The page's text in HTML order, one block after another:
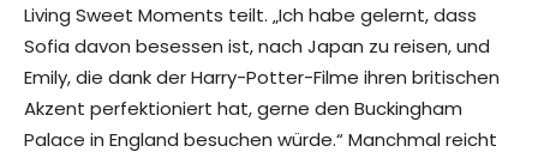
Living Sweet Moments teilt. „Ich habe gelernt, dass
Sofia davon besessen ist, nach Japan zu reisen, und
Emily, die dank der Harry-Potter-Filme ihren britischen
Akzent perfektioniert hat, gerne den Buckingham
Palace in England besuchen würde.“ Manchmal reicht